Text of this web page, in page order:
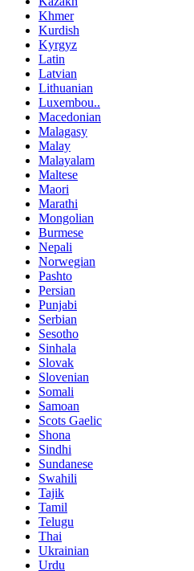
Khmer
Kurdish
Kyrgyz
Latin
Latvian
Lithuanian
Luxembou..
Macedonian
Malagasy
Malay
Malayalam
Maltese
Maori
Marathi
Mongolian
Burmese
Nepali
Norwegian
Pashto
Persian
Punjabi
Serbian
Sesotho
Sinhala
Slovak
Slovenian
Somali
Samoan
Scots Gaelic
Shona
Sindhi
Sundanese
Swahili
Tajik
Tamil
Telugu
Thai
Ukrainian
Urdu